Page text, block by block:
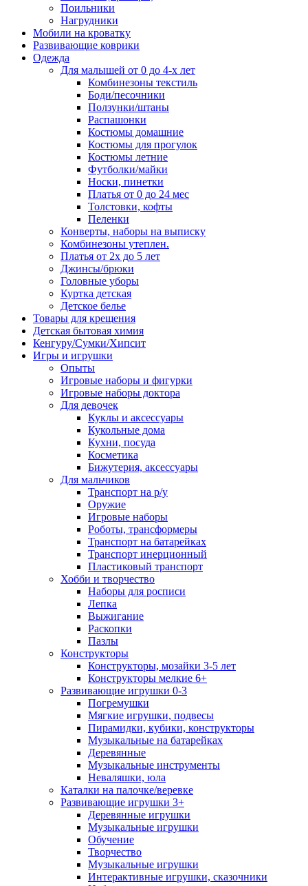
Поильники
Нагрудники
Мобили на кроватку
Развивающие коврики
Одежда
Для малышей от 0 до 4-х лет
Комбинезоны текстиль
Боди/песочники
Ползунки/штаны
Распашонки
Костюмы домашние
Костюмы для прогулок
Костюмы летние
Футболки/майки
Носки, пинетки
Платья от 0 до 24 мес
Толстовки, кофты
Пеленки
Конверты, наборы на выписку
Комбинезоны утеплен.
Платья от 2х до 5 лет
Джинсы/брюки
Головные уборы
Куртка детская
Детское белье
Товары для крещения
Детская бытовая химия
Кенгуру/Сумки/Хипсит
Игры и игрушки
Опыты
Игровые наборы и фигурки
Игровые наборы доктора
Для девочек
Куклы и аксессуары
Кукольные дома
Кухни, посуда
Косметика
Бижутерия, аксессуары
Для мальчиков
Транспорт на р/у
Оружие
Игровые наборы
Роботы, трансформеры
Транспорт на батарейках
Транспорт инерционный
Пластиковый транспорт
Хобби и творчество
Наборы для росписи
Лепка
Выжигание
Раскопки
Пазлы
Конструкторы
Конструкторы, мозайки 3-5 лет
Конструкторы мелкие 6+
Развивающие игрушки 0-3
Погремушки
Мягкие игрушки, подвесы
Пирамидки, кубики, конструкторы
Музыкальные на батарейках
Деревянные
Музыкальные инструменты
Неваляшки, юла
Каталки на палочке/веревке
Развивающие игрушки 3+
Деревянные игрушки
Музыкальные игрушки
Обучение
Творчество
Музыкальные игрушки
Интерактивные игрушки, сказочники